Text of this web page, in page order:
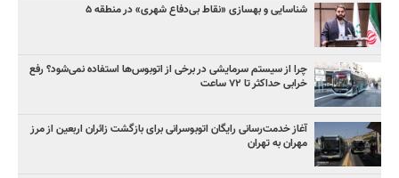
شناسایی و بهسازی «نقاط بی‌دفاع شهری» در منطقه ۵
چرا از سیستم سرمایشی در برخی از اتوبوس‌ها استفاده نمی‌شود؟ رفع
خرابی حداکثر تا ۷۲ ساعت
آغاز خدمت‌رسانی رایگان اتوبوسرانی برای بازگشت زائران اربعین از مرز
مهران به تهران